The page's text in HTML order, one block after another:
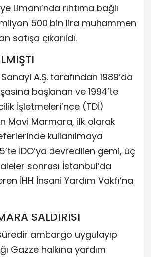
Limanı’nda rıhtıma bağlı
500 bin lira muhammen
satışa çıkarıldı.
A.Ş. tarafından 1989’da
başlanan ve 1994’te
İşletmeleri’nce (TDİ)
Mavi Marmara, ilk olarak
kullanılmaya
İDO’ya devredilen gemi, üç
sonrası İstanbul’da
İHH İnsani Yardım Vakfı’na
SALDIRISI
ambargo uygulayıp
Gazze halkına yardım